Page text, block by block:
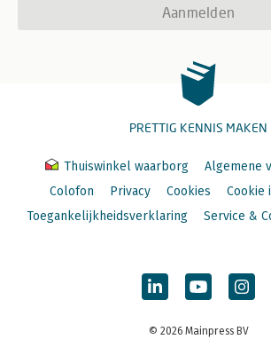
Aanmelden
PRETTIG KENNIS MAKEN
Thuiswinkel waarborg
Algemene
Colofon
Privacy Cookies
Cookie
Toegankelijkheidsverklaring
Service &
© 2026 Mainpress BV